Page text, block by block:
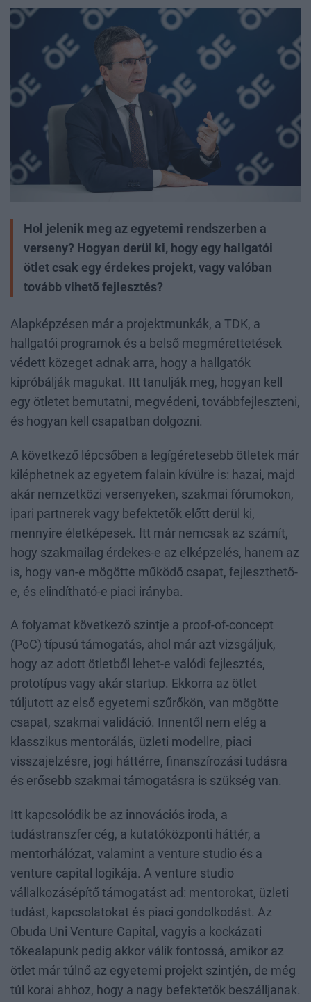
Hol jelenik meg az egyetemi rendszerben a
verseny? Hogyan derül ki, hogy egy hallgatói
ötlet csak egy érdekes projekt, vagy valóban
tovább vihető fejlesztés?
Alapképzésen már a projektmunkák, a TDK, a
hallgatói programok és a belső megmérettetések
védett közeget adnak arra, hogy a hallgatók
kipróbálják magukat. Itt tanulják meg, hogyan kell
egy ötletet bemutatni, megvédeni, továbbfejleszteni,
és hogyan kell csapatban dolgozni.
A következő lépcsőben a legígéretesebb ötletek már
kiléphetnek az egyetem falain kívülre is: hazai, majd
akár nemzetközi versenyeken, szakmai fórumokon,
ipari partnerek vagy befektetők előtt derül ki,
mennyire életképesek. Itt már nemcsak az számít,
hogy szakmailag érdekes-e az elképzelés, hanem az
is, hogy van-e mögötte működő csapat, fejleszthető-
e, és elindítható-e piaci irányba.
A folyamat következő szintje a proof-of-concept
(PoC) típusú támogatás, ahol már azt vizsgáljuk,
hogy az adott ötletből lehet-e valódi fejlesztés,
prototípus vagy akár startup. Ekkorra az ötlet
túljutott az első egyetemi szűrőkön, van mögötte
csapat, szakmai validáció. Innentől nem elég a
klasszikus mentorálás, üzleti modellre, piaci
visszajelzésre, jogi háttérre, finanszírozási tudásra
és erősebb szakmai támogatásra is szükség van.
Itt kapcsolódik be az innovációs iroda, a
tudástranszfer cég, a kutatóközponti háttér, a
mentorhálózat, valamint a venture studio és a
venture capital logikája. A venture studio
vállalkozásépítő támogatást ad: mentorokat, üzleti
tudást, kapcsolatokat és piaci gondolkodást. Az
Obuda Uni Venture Capital, vagyis a kockázati
tőkealapunk pedig akkor válik fontossá, amikor az
ötlet már túlnő az egyetemi projekt szintjén, de még
túl korai ahhoz, hogy a nagy befektetők beszálljanak.